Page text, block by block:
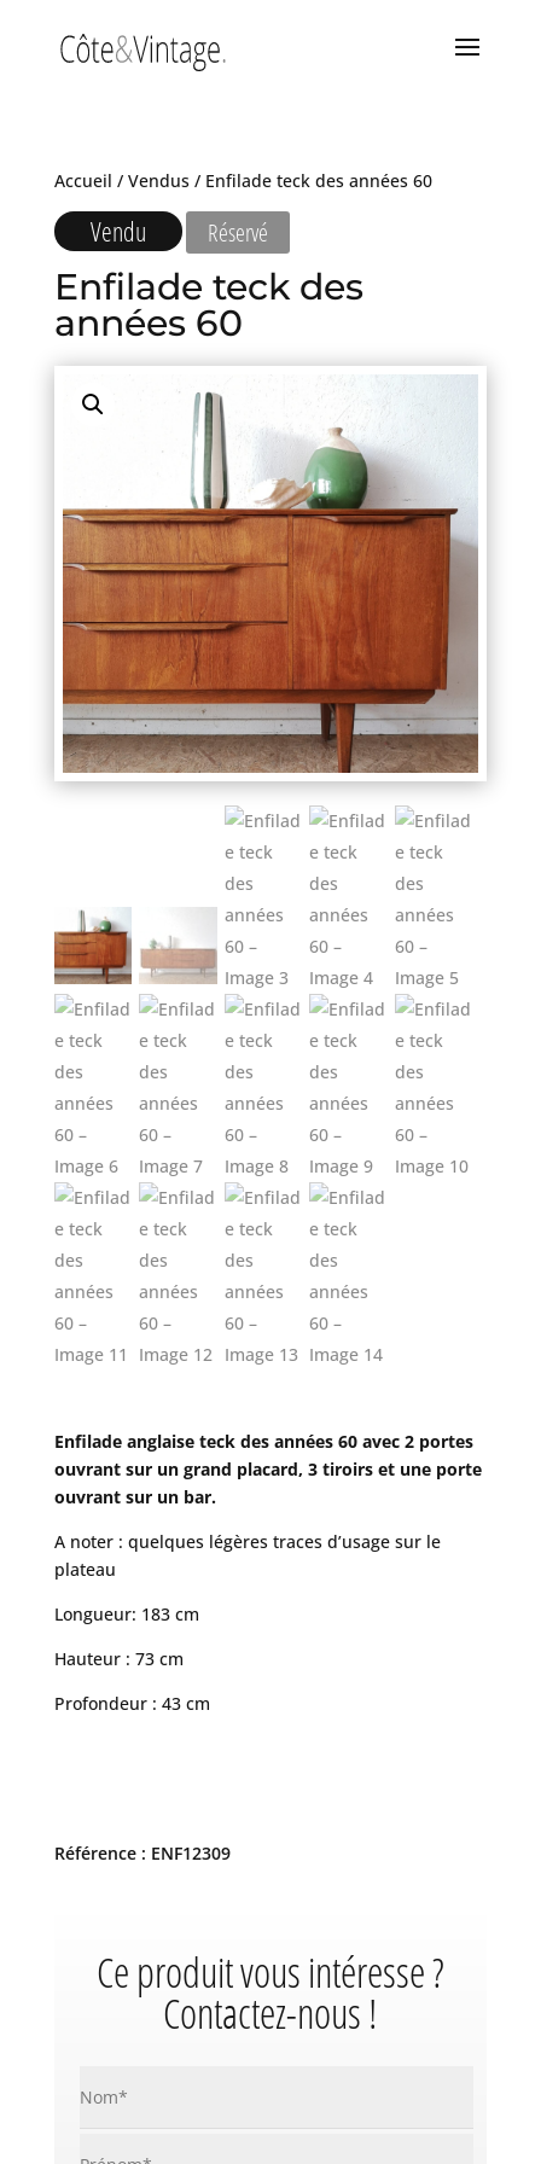
Accueil / Vendus/ Enfilade teck des années 60
Vendu Réservé
Enfilade teck des
années 60
Enfilade anglaise teck des années 60 avec 2 portes
ouvrant sur un grand placard, 3 tiroirs et une porte
ouvrant sur un bar.
A noter : quelques légères traces d’usage sur le
plateau
Longueur: 183 cm
Hauteur : 73 cm
Profondeur : 43 cm
Référence : ENF12309
Ce produit vous intéresse ?
Contactez-nous !